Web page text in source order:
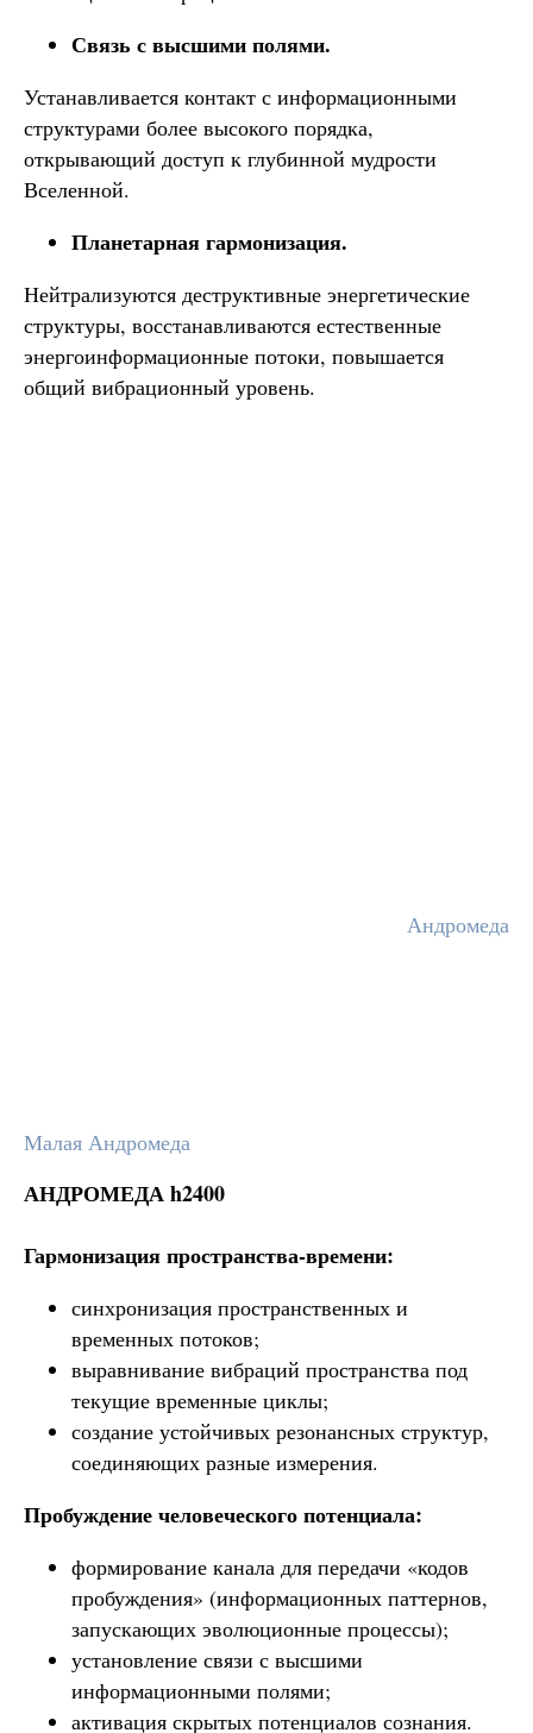
Связь с высшими полями.
Устанавливается контакт с информационными
структурами более высокого порядка,
открывающий доступ к глубинной мудрости
Вселенной.
Планетарная гармонизация.
Нейтрализуются деструктивные энергетические
структуры, восстанавливаются естественные
энергоинформационные потоки, повышается
общий вибрационный уровень.
Андромеда
Малая Андромеда
АНДРОМЕДА h2400
Гармонизация пространства‑времени:
синхронизация пространственных и
временных потоков;
выравнивание вибраций пространства под
текущие временные циклы;
создание устойчивых резонансных структур,
соединяющих разные измерения.
Пробуждение человеческого потенциала:
формирование канала для передачи «кодов
пробуждения» (информационных паттернов,
запускающих эволюционные процессы);
установление связи с высшими
информационными полями;
активация скрытых потенциалов сознания.